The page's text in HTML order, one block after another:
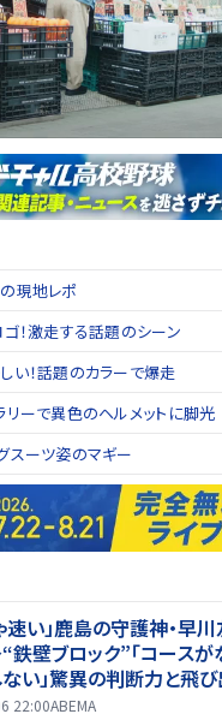
現地レポ
ゴ！激走する話題のシーン
い！話題のカラーで爆走
リーで異色のヘルメットに脚光
スーツ姿のマギー
速い」鹿島の守護神・早
壁ブロック”「コースが
い」驚異の判断力と飛
22:00ABEMA